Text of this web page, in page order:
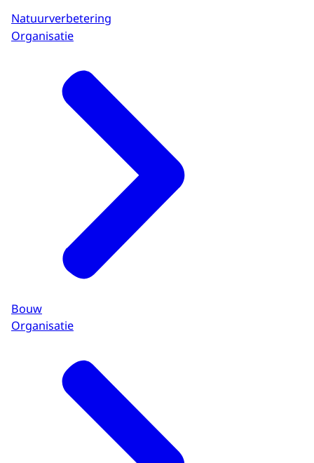
Natuurverbetering
Organisatie
Bouw
Organisatie